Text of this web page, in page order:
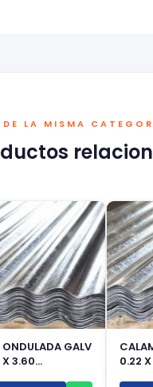
DE LA MISMA
GALV
3.60…
0.22